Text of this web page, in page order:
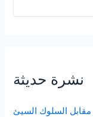
نشرة حديثة